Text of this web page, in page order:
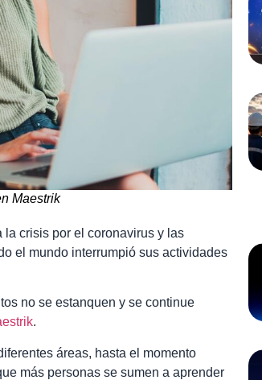
Maestrik
la crisis por el coronavirus y las
el mundo interrumpió sus actividades
no se estanquen y se continue
.
áreas, hasta el momento
más personas se sumen a aprender